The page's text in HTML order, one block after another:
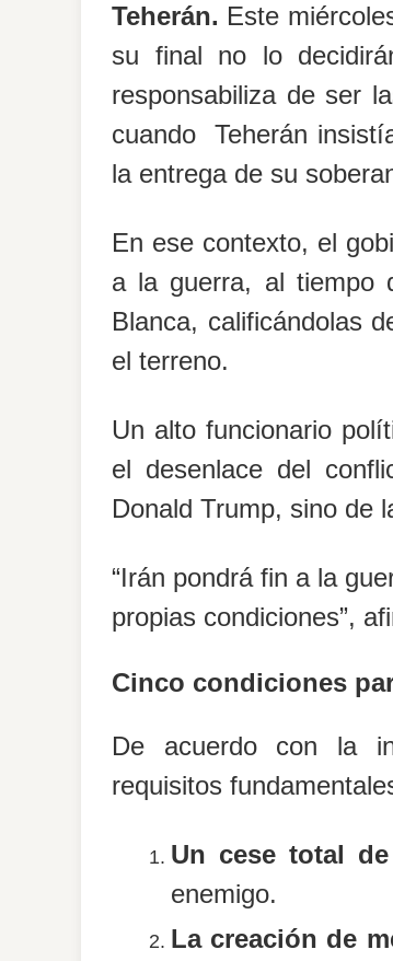
Teherán. Este
su final no lo
responsabiliza de ser
cuando Teherán
la entrega de su
En ese contexto, el
a la guerra, al tiempo
Blanca, calificándolas
el terreno.
Un alto funcionario
el desenlace del
Donald Trump, sino de
“Irán pondrá fin a la
propias condiciones”,
Cinco condiciones
De acuerdo con la
requisitos
Un cese total
enemigo.
La creación de